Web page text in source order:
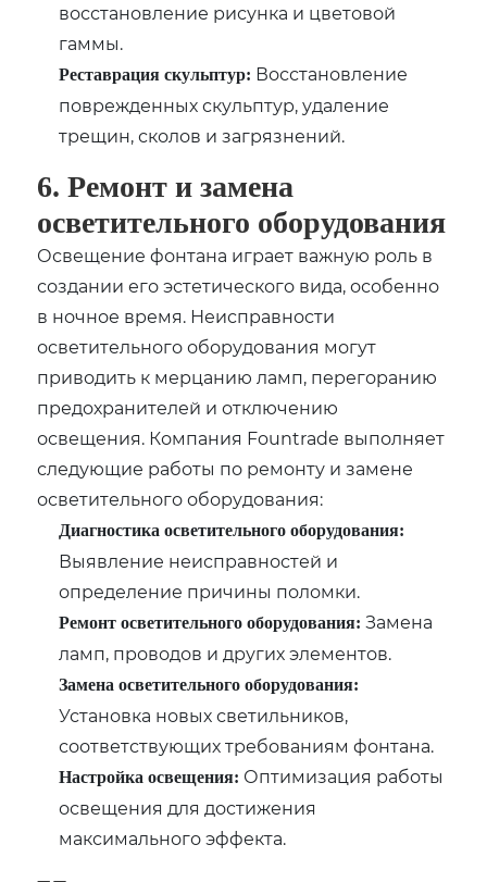
восстановление рисунка и цветовой
гаммы.
Реставрация скульптур: Восстановление
поврежденных скульптур, удаление
трещин, сколов и загрязнений.
6. Ремонт и замена
осветительного оборудования
Освещение фонтана играет важную роль в
создании его эстетического вида, особенно
в ночное время. Неисправности
осветительного оборудования могут
приводить к мерцанию ламп, перегоранию
предохранителей и отключению
освещения. Компания Fountrade выполняет
следующие работы по ремонту и замене
осветительного оборудования:
Диагностика осветительного оборудования:
Выявление неисправностей и
определение причины поломки.
Ремонт осветительного оборудования: Замена
ламп, проводов и других элементов.
Замена осветительного оборудования:
Установка новых светильников,
соответствующих требованиям фонтана.
Настройка освещения: Оптимизация работы
освещения для достижения
максимального эффекта.